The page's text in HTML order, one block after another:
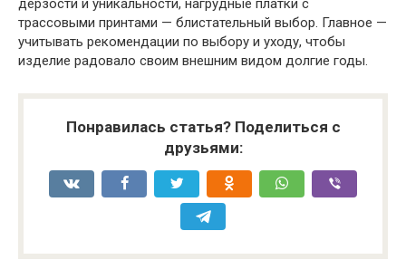
трассовыми принтами — блистательный выбор. Главное —
учитывать рекомендации по выбору и уходу, чтобы
изделие радовало своим внешним видом долгие годы.
Понравилась статья? Поделиться с
друзьями: